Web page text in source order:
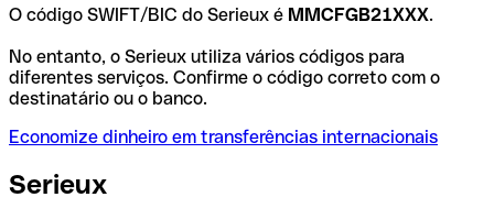
O código SWIFT/BIC do Serieux é MMCFGB21XXX.
No entanto, o Serieux utiliza vários códigos para
diferentes serviços. Confirme o código correto com o
destinatário ou o banco.
Economize dinheiro em transferências internacionais
Serieux